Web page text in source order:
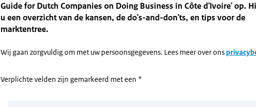
Guide for Dutch Companies on Doing Business in Côte d'Ivoire' op.
u een overzicht van de kansen, de do's-and-don'ts, en tips voor de
marktentree.
Wij gaan zorgvuldig om met uw persoonsgegevens. Lees meer over ons
Verplichte velden zijn gemarkeerd met een *